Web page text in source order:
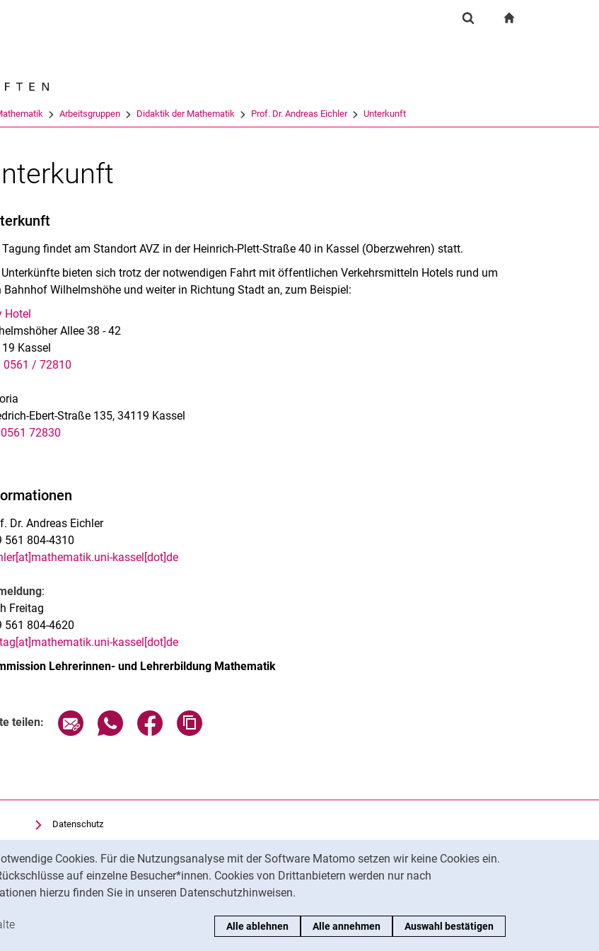
Cookies. Für die Nutzungsanalyse mit der Software Matomo setzen wir keine Cookies ein.
auf einzelne Besucher*innen. Cookies von Drittanbietern werden nur nach
hierzu finden Sie in unseren Datenschutzhinweisen.
akzeptieren Alle ablehnen Alle annehmen Auswahl bestätigen
Arbeitsgruppen Didaktik der Mathematik Prof. Dr. Andreas Eichler Unterkunft
Tagung findet am Standort AVZ in der Heinrich-Plett-Straße 40 in Kassel (Oberzwehren) statt.
bieten sich trotz der notwendigen Fahrt mit öffentlichen Verkehrsmitteln Hotels rund um
Bahnhof Wilhelmshöhe und weiter in Richtung Stadt an, zum Beispiel:
Hotel
Allee 38 - 42
Kassel
0561 / 72810
Ebert-Straße 135, 34119 Kassel
0561 72830
Dr. Andreas Eichler
561 804-4310
kassel[dot]de
:
Freitag
561 804-4620
kassel[dot]de
Lehrerinnen- und Lehrerbildung Mathematik
teilen: Seite über E-Mail teilen
Seite über WhatsApp teilen (externer Link, öffnet neues Fenster)
Seite über Facebook teilen (externer Link, öffnet neues Fenster)
Datenschutz
Barrierefreiheit
Impressum